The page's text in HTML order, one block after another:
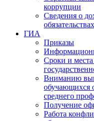
коррупции
Сведения о
ГИА
Приказы
Сроки и места
Вниманию
обучающихся
среднего
Получение
Работа